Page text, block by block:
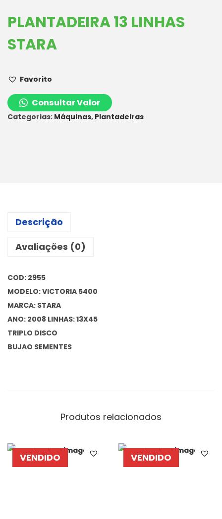
PLANTADEIRA 13 LINHAS
STARA
Favorito
Consultar Valor
Categorias: Máquinas, Plantadeiras
Descrição
Avaliações (0)
COD: 2955
MODELO: VICTORIA 5400
MARCA: STARA
ANO: 2008 LINHAS: 13X45
TRIPLO DISCO
BUJAO SEMENTES
Produtos relacionados
VENDIDO VENDIDO